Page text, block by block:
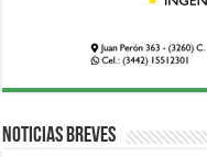
Noticias breves